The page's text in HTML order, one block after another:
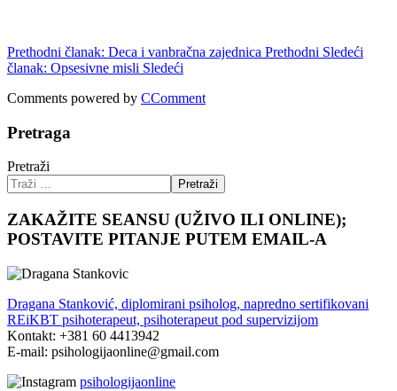
Prethodni članak: Deca i vanbračna zajednica Prethodni Sledeći
članak: Opsesivne misli Sledeći
Comments powered by CComment
Pretraga
Pretraži
Pretraži
ZAKAŽITE SEANSU (UŽIVO ILI ONLINE);
POSTAVITE PITANJE PUTEM EMAIL-A
Dragana Stanković, diplomirani psiholog, napredno sertifikovani
REiKBT psihoterapeut, psihoterapeut pod supervizijom
Kontakt: +381 60 4413942
E-mail: psihologijaonline@gmail.com
psihologijaonline